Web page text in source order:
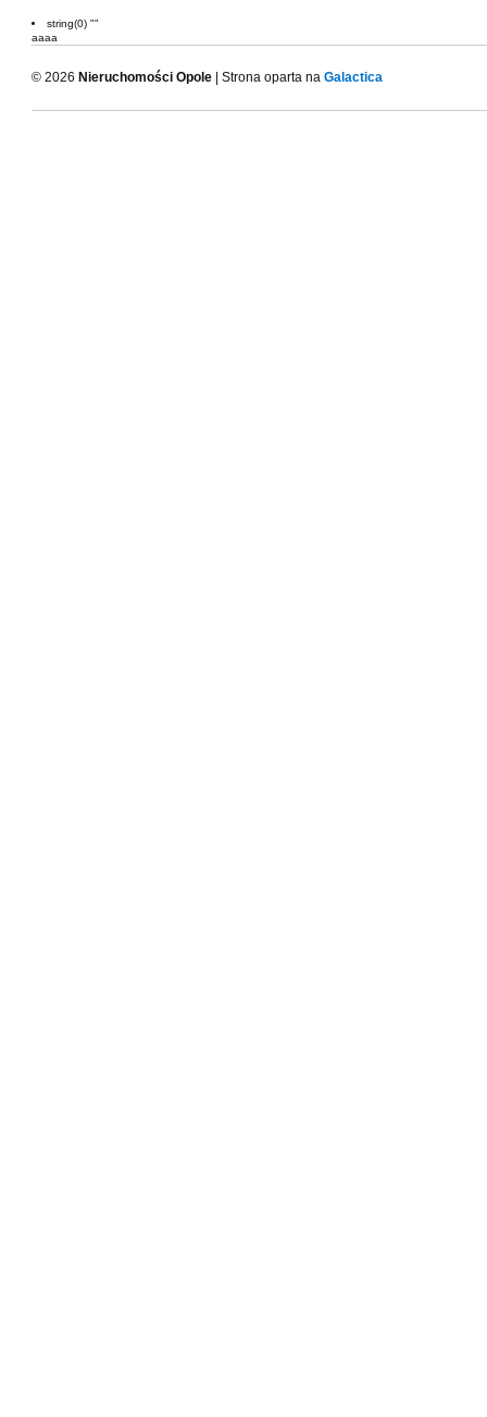
string(0) ""
aaaa
© 2026 Nieruchomości Opole | Strona oparta na Galactica